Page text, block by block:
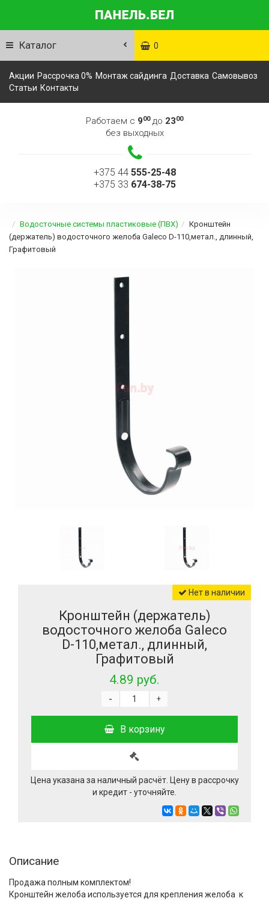
Каталог 0
Акции Рассрочка 0% Монтаж сайдинга Доставка Самовывоз
Статьи Контакты
Работаем с 900до 2300
без выходных
+375 44 555-25-48
+375 33 674-38-75
Водосточные системы пластиковые (ПВХ)
Кронштейн
(держатель) водосточного желоба Galeco D-110,метал., длинный,
Графитовый
Нет в наличии
Кронштейн (держатель)
водосточного желоба Galeco
D-110,метал., длинный,
Графитовый
4.89 руб.
+
-
В корзину
Цена указана за наличный расчёт. Цену в рассрочку
и кредит - уточняйте.
Описание
Продажа полным комплектом!
Кронштейн желоба используется для крепления желоба к